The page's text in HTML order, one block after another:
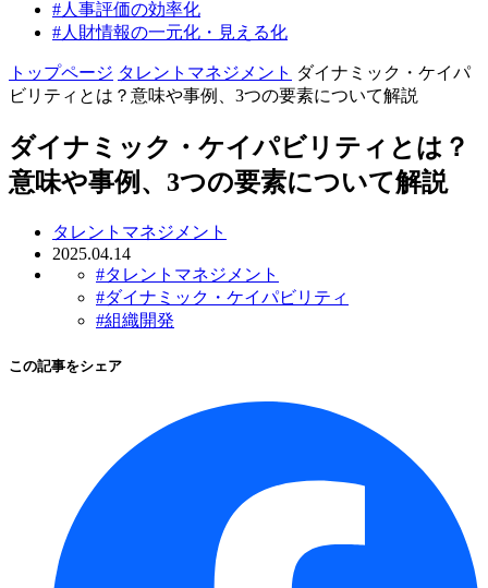
#人事評価の効率化
#人財情報の一元化・見える化
トップページ タレントマネジメント ダイナミック・ケイパ
ビリティとは？意味や事例、3つの要素について解説
ダイナミック・ケイパビリティとは？
意味や事例、3つの要素について解説
タレントマネジメント
2025.04.14
#タレントマネジメント
#ダイナミック・ケイパビリティ
#組織開発
この記事をシェア